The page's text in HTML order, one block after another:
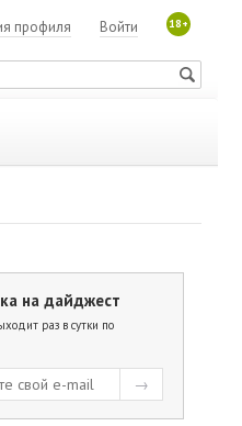
18+
Войти
профиля
на дайджест
раз в сутки по